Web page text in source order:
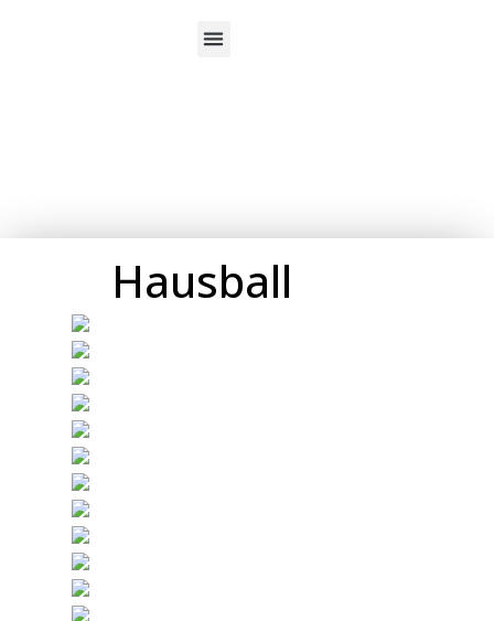
Hausball